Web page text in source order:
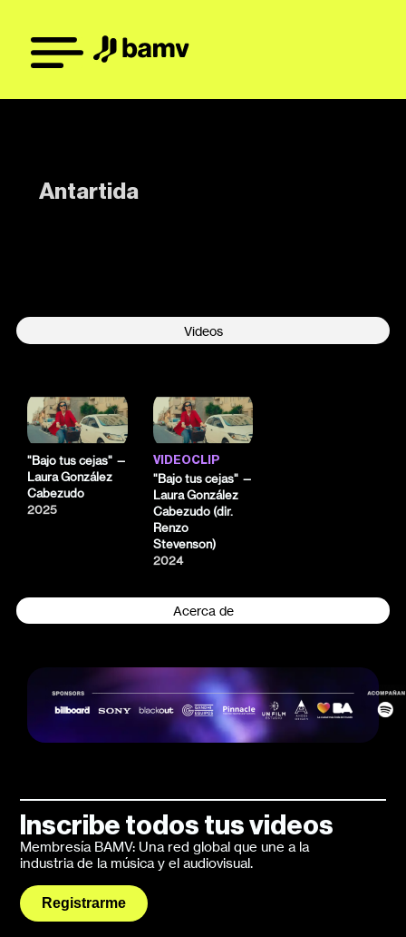
Antartida
Videos
Acerca de
"Bajo tus cejas" —
Laura González
Cabezudo
2025
VIDEOCLIP
"Bajo tus cejas" —
Laura González
Cabezudo (dir.
Renzo
Stevenson)
2024
Inscribe todos tus videos
Membresía BAMV: Una red global que une a la
industria de la música y el audiovisual.
Registrarme